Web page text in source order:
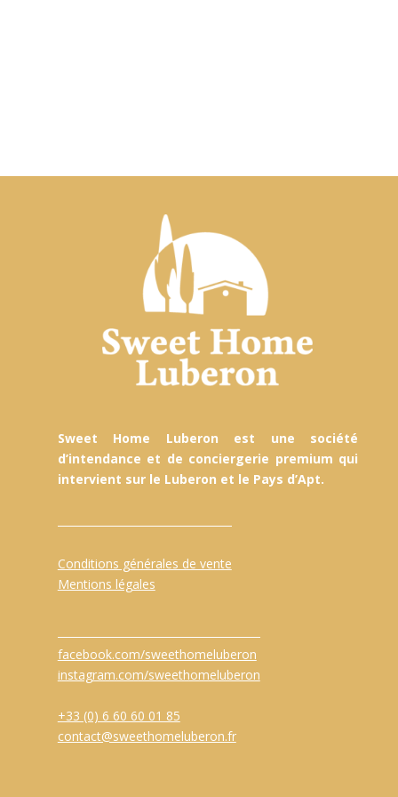
Sweet Home Luberon est une société
d’intendance et de conciergerie premium qui
intervient sur le Luberon et le Pays d’Apt.
Conditions générales de vente
Mentions légales
facebook.com/sweethomeluberon
instagram.com/sweethomeluberon
+33 (0) 6 60 60 01 85
contact@sweethomeluberon.fr